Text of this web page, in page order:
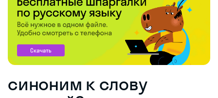
синоним к слову